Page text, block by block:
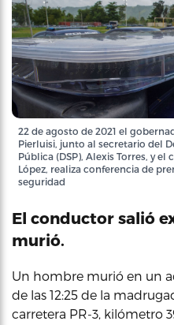
22 de agosto de 2021 el
Pierluisi, junto al secretario del
Pública (DSP), Alexis Torres, y
López, realiza conferencia de
seguridad
El conductor salió
murió.
Un hombre murió en un
de las 12:25 de la
carretera PR-3, kilómetro